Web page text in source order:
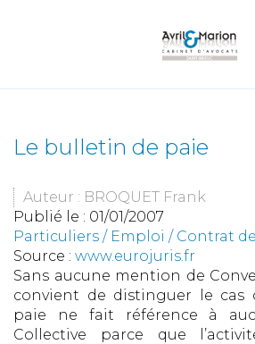
Le bulletin de paie
Auteur : BROQUET Frank
Publié le : 01/01/2007
Particuliers / Emploi / Contrat
Source : www.eurojuris.fr
Sans aucune mention de
convient de distinguer le
paie ne fait référence à
Collective parce que